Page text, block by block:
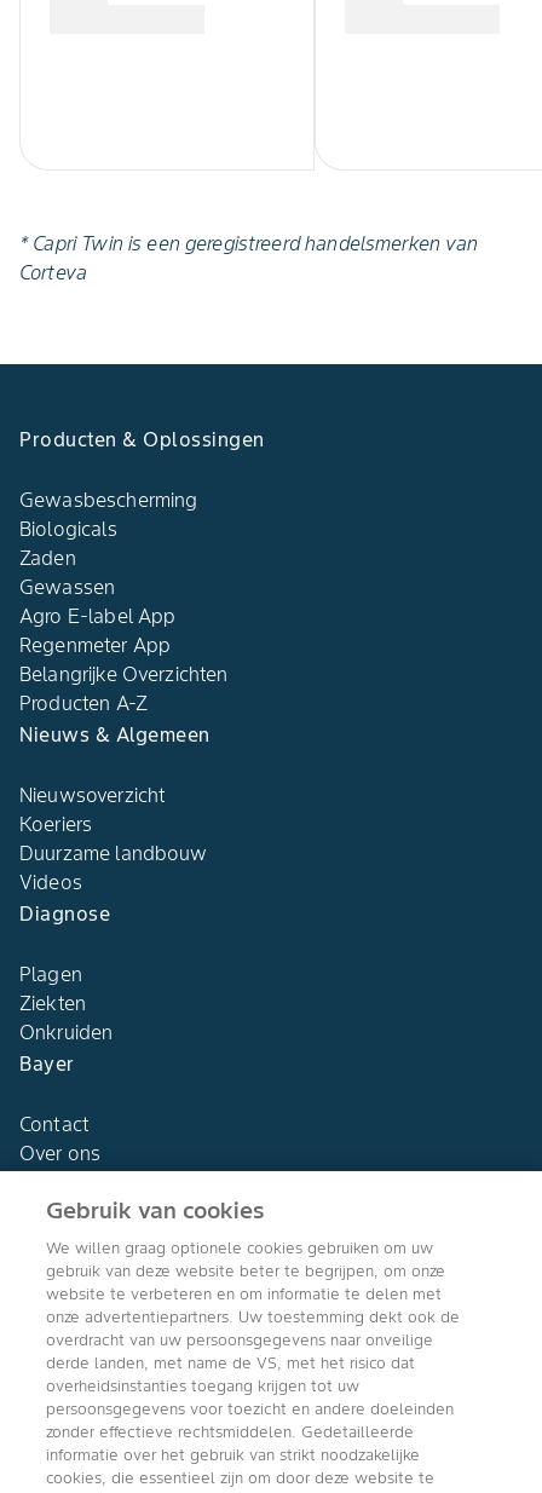
* Capri Twin is een geregistreerd handelsmerken van
Corteva
Producten & Oplossingen
Gewasbescherming
Biologicals
Zaden
Gewassen
Agro E-label App
Regenmeter App
Belangrijke Overzichten
Producten A-Z
Nieuws & Algemeen
Nieuwsoverzicht
Koeriers
Duurzame landbouw
Videos
Diagnose
Plagen
Ziekten
Onkruiden
Bayer
Contact
Over ons
Agro Bayer
Nederland
Volg ons
Gebruik van cookies
We willen graag optionele cookies gebruiken om uw
gebruik van deze website beter te begrijpen, om onze
website te verbeteren en om informatie te delen met
onze advertentiepartners. Uw toestemming dekt ook de
overdracht van uw persoonsgegevens naar onveilige
derde landen, met name de VS, met het risico dat
overheidsinstanties toegang krijgen tot uw
persoonsgegevens voor toezicht en andere doeleinden
zonder effectieve rechtsmiddelen. Gedetailleerde
informatie over het gebruik van strikt noodzakelijke
cookies, die essentieel zijn om door deze website te